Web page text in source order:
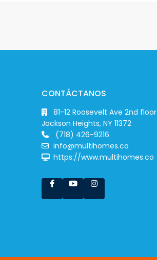
CONTÁCTANOS
81-12 Roosevelt Ave 2nd floor
Jackson Heights, NY 11372
(718) 426-9216
info@multihomes.co
https://www.multihomes.co